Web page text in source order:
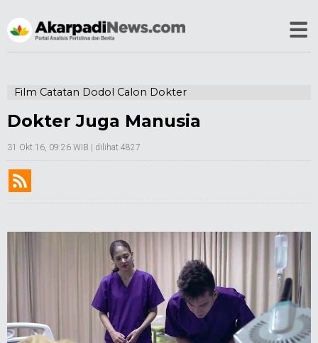
Film Catatan Dodol Calon Dokter
Dokter Juga Manusia
31 Okt 16, 09:26 WIB | dilihat 4827